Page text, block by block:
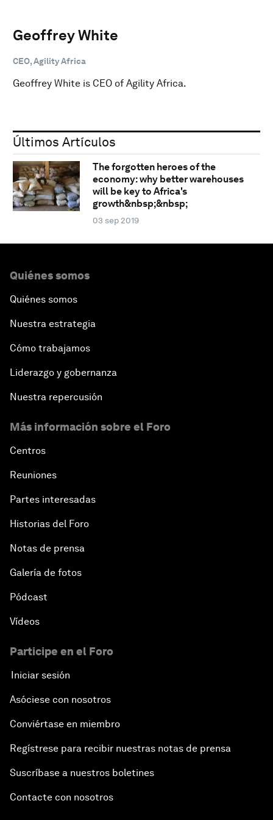
Geoffrey White
CEO, Agility Africa
Geoffrey White is CEO of Agility Africa.
Últimos Artículos
The forgotten heroes of the
economy: why better warehouses
will be key to Africa's
growth&nbsp;&nbsp;
03 sep 2019
Quiénes somos
Quiénes somos
Nuestra estrategia
Cómo trabajamos
Liderazgo y gobernanza
Nuestra repercusión
Más información sobre el Foro
Centros
Reuniones
Partes interesadas
Historias del Foro
Notas de prensa
Galería de fotos
Pódcast
Vídeos
Participe en el Foro
Iniciar sesión
Asóciese con nosotros
Conviértase en miembro
Regístrese para recibir nuestras notas de prensa
Suscríbase a nuestros boletines
Contacte con nosotros